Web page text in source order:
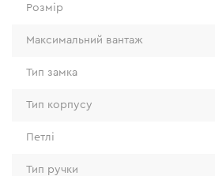
Розмір
Максимальний вантаж
Тип замка
Тип корпусу
Петлі
Тип ручки